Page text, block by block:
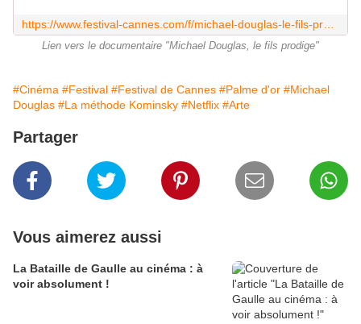
Lien vers le documentaire "Michael Douglas, le fils prodige"
#Cinéma #Festival #Festival de Cannes #Palme d'or #Michael
Douglas #La méthode Kominsky #Netflix #Arte
Partager
Vous aimerez aussi
La Bataille de Gaulle au cinéma : à
voir absolument !